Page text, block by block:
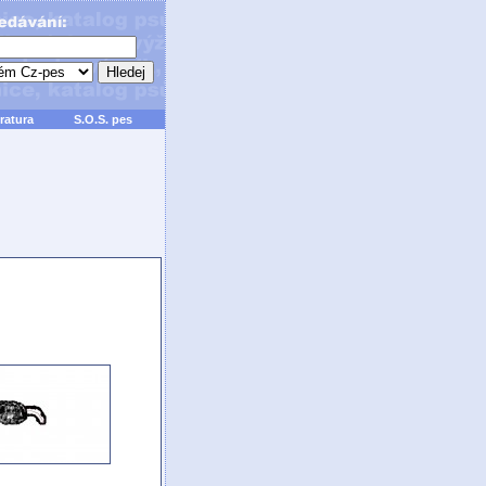
S.O.S. pes